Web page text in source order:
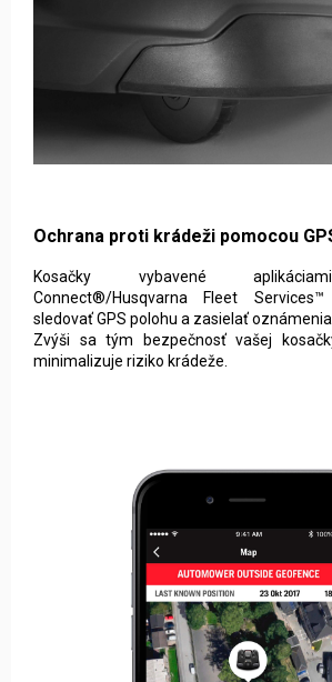
Ochrana proti krádeži pomocou
Kosačky vybavené
Connect®/Husqvarna Fleet
sledovať GPS polohu a zasielať
Zvýši sa tým bezpečnosť vašej
minimalizuje riziko krádeže.